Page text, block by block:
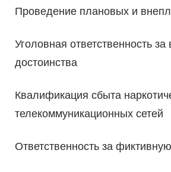
Проведение плановых и
Уголовная ответственность
достоинства
Квалификация сбыта
телекоммуникационных сетей
Ответственность за